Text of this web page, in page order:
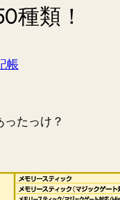
種類！
帳
たっけ？